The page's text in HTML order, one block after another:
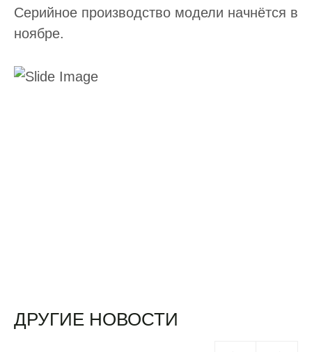
Серийное производство модели начнётся в
ноябре.
ДРУГИЕ НОВОСТИ